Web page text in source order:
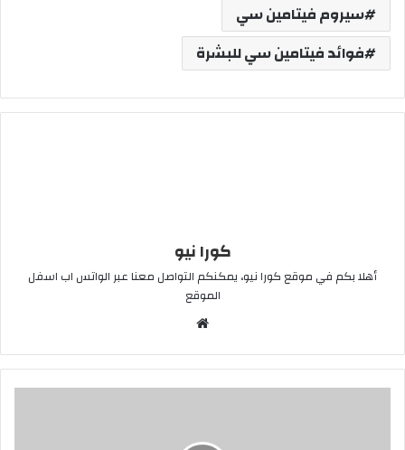
سيروم فيتامين سي
فوائد فيتامين سي للبشرة
كورا نيو
أهلا بكم في موقع كورا نيو، يمكنكم التواصل معنا عبر الواتس اب اسفل
الموقع